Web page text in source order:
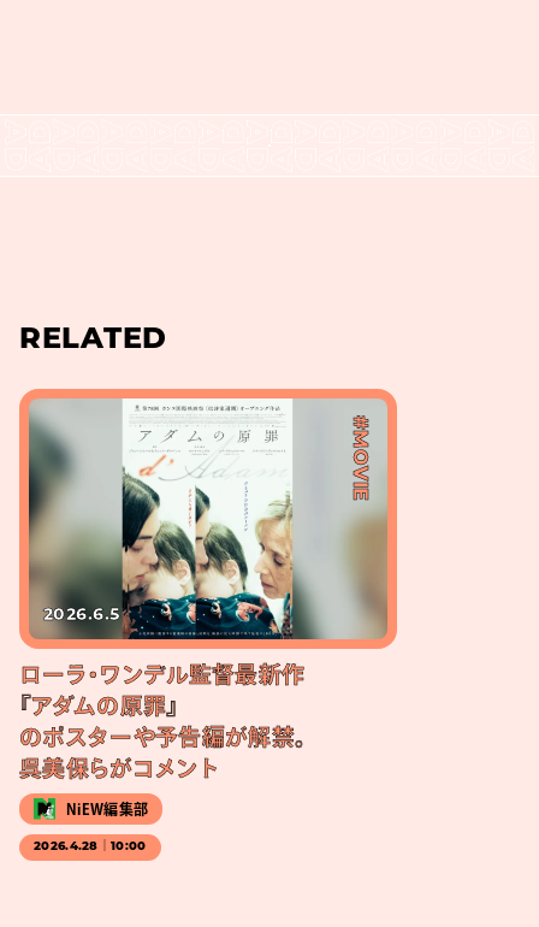
RELATED
#MOVIE
2026.6.5
ローラ・ワンデル監督最新作
『アダムの原罪』
のポスターや予告編が解禁。
呉美保らがコメント
NiEW編集部
2026.4.28｜10:00